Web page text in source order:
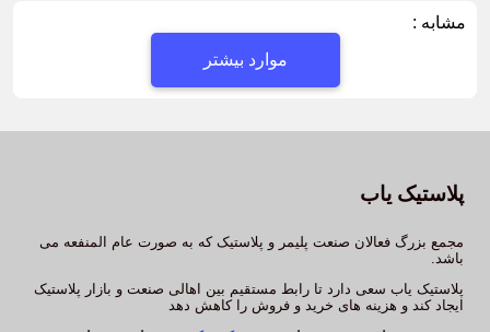
مشابه :
موارد بیشتر
پلاستیک یاب
مجمع بزرگ فعالان صنعت پلیمر و پلاستیک که به صورت عام المنفعه می
باشد.
پلاستیک یاب سعی دارد تا رابط مستقیم بین اهالی صنعت و بازار پلاستیک
ایجاد کند و هزینه های خرید و فروش را کاهش دهد